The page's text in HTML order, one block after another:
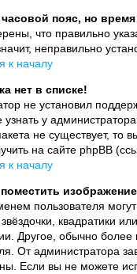
пояс, но
что правильно
неправильно
к началу
нет в списке!
не установил
узнать у
не существует,
на сайте phpBB
к началу
поместить
пользователя
квадратики
Другое, обычно более
От администратора
Если вы не можете